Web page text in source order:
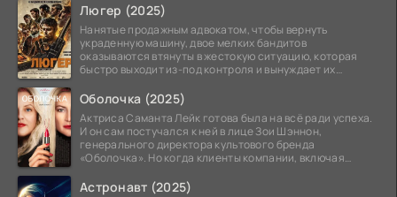
Люгер (2025)
Нанятые продажным адвокатом, чтобы вернуть
украденную машину, двое мелких бандитов
оказываются втянуты в жестокую ситуацию, которая
быстро выходит из-под контроля и вынуждает их
Оболочка (2025)
Актриса Саманта Лейк готова была на всё ради успеха.
И он сам постучался к ней в лице Зои Шэннон,
генерального директора культового бренда
«Оболочка». Но когда клиенты компании, включая
Астронавт (2025)